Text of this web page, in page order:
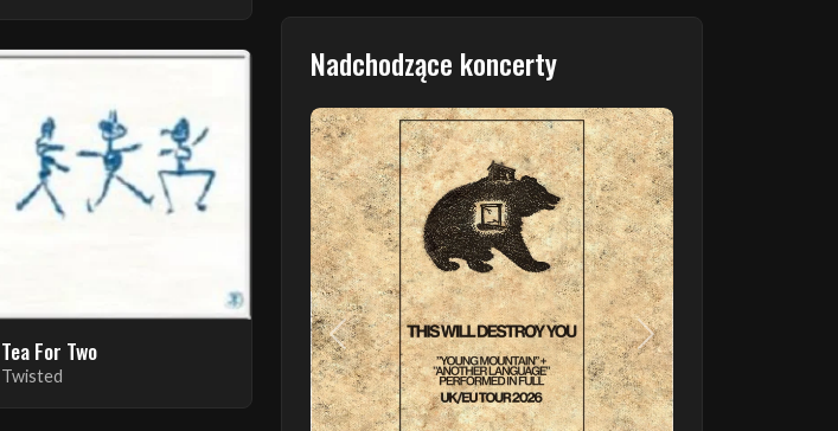
Tea For Two
Twisted
Nadchodzące koncerty
Poprzedni Następny